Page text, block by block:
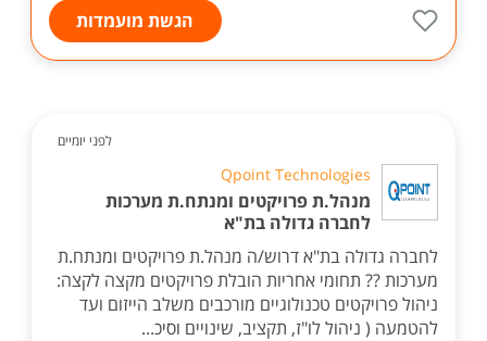
הגשת מועמדות
לפני יומיים
Qpoint Technologies
מנהל.ת פרויקטים ומנתח.ת מערכות
לחברה גדולה בת"א
לחברה גדולה בת"א דרוש/ה מנהל.ת פרויקטים ומנתח.ת
מערכות ?? תחומי אחריות הובלת פרויקטים מקצה לקצה:
ניהול פרויקטים טכנולוגיים מורכבים משלב הייזום ועד
להטמעה ( ניהול לו"ז, תקציב, שינויים וסיכ...